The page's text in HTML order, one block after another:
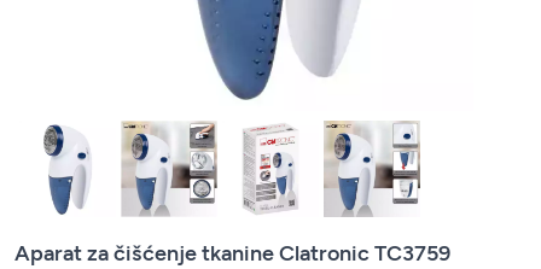
Aparat za čišćenje tkanine Clatronic TC3759